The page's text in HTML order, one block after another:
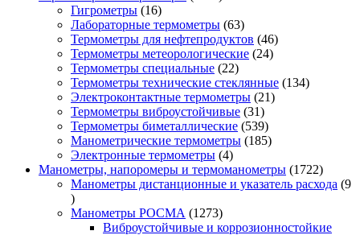
Гигрометры 1616
товаров
Лабораторные термометры 6363
товара
Термометры для нефтепродуктов 4646
Термометры метеорологические 2424
Термометры специальные 2222
товара
Термометры технические стеклянные 134134
Электроконтактные термометры 2121
Термометры виброустойчивые 3131
товар
Термометры биметаллические 539539
товаров
Манометрические термометры 185185
Электронные термометры 44
товара
Манометры, напоромеры и термоманометры 17221722
товара
Манометры дистанционные и указатель расхода 9
9
товаров
Манометры РОСМА 12731273
товара
Виброустойчивые и коррозионностойкие